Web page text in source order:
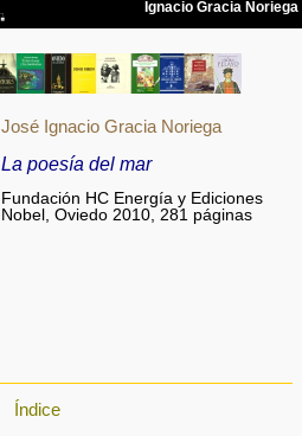
José Ignacio Gracia Noriega
La poesía del mar
Fundación HC Energía y Ediciones
Nobel, Oviedo 2010, 281 páginas
Índice